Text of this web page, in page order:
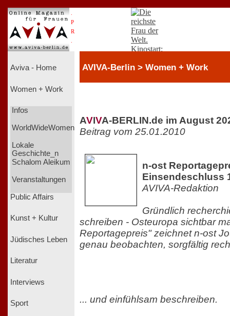
P
R
Aviva - Home
Women + Work
Infos
WorldWideWomen
Lokale
Geschichte_n
Schalom Aleikum
Veranstaltungen
Public Affairs
Kunst + Kultur
Jüdisches Leben
Literatur
Interviews
Sport
AVIVA-Berlin > Women + Work
AVIVA-BERLIN.de im August
Beitrag vom 25.01.2010
n-ost
Einsendeschluss
AVIVA-Redaktion
Gründlich
schreiben - Osteuropa sichtbar
Reportagepreis" zeichnet n-ost
genau beobachten, sorgfältig
... und einfühlsam beschreiben.